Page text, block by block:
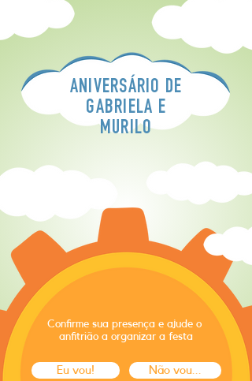
Confirme sua presença e ajude o
anfitrião a organizar a festa
Eu vou! Não vou...
ANIVERSÁRIO DE
GABRIELA E
MURILO